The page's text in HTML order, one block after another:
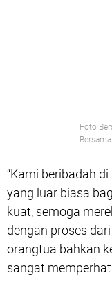
Foto
“Kami beribadah
yang luar biasa
kuat, semoga
dengan proses
orangtua bahkan
sangat